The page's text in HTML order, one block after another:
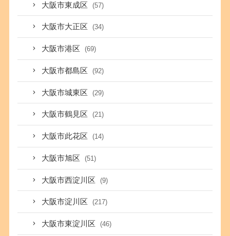
大阪市東成区 (57)
大阪市大正区 (34)
大阪市港区 (69)
大阪市都島区 (92)
大阪市城東区 (29)
大阪市鶴見区 (21)
大阪市此花区 (14)
大阪市旭区 (51)
大阪市西淀川区 (9)
大阪市淀川区 (217)
大阪市東淀川区 (46)